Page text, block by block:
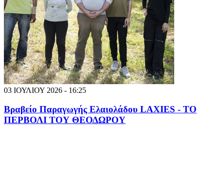
03 ΙΟΥΛΙΟΥ 2026 - 16:25
Βραβείο Παραγωγής Ελαιολάδου LAXIES - ΤΟ
ΠΕΡΒΟΛΙ ΤΟΥ ΘΕΟΔΩΡΟΥ